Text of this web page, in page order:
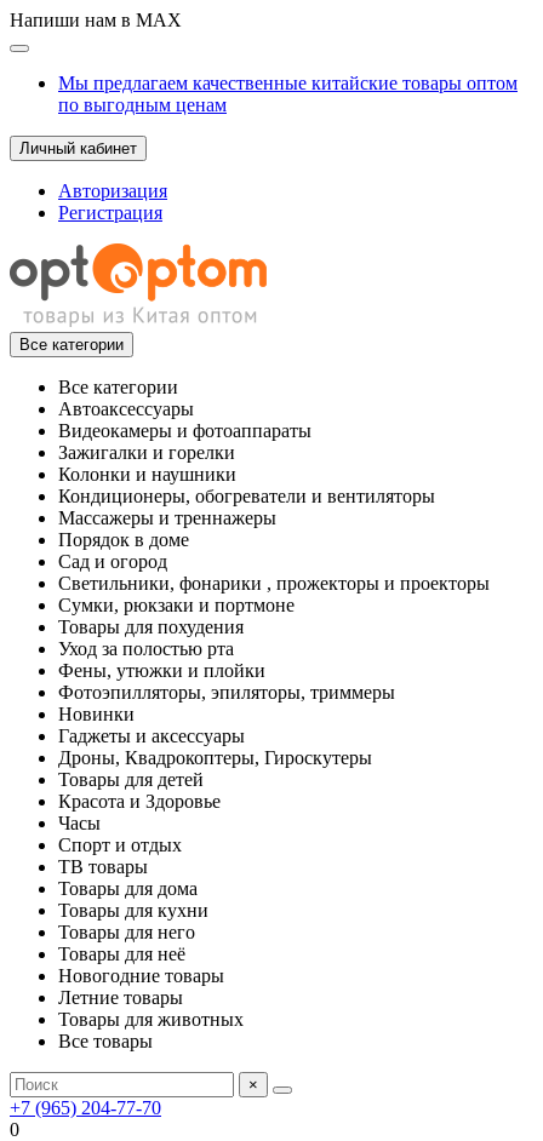
Напиши нам в MAX
Мы предлагаем качественные китайские товары оптом
по выгодным ценам
Личный кабинет
Авторизация
Регистрация
Все категории
Все категории
Автоаксессуары
Видеокамеры и фотоаппараты
Зажигалки и горелки
Колонки и наушники
Кондиционеры, обогреватели и вентиляторы
Массажеры и треннажеры
Порядок в доме
Сад и огород
Светильники, фонарики , прожекторы и проекторы
Сумки, рюкзаки и портмоне
Товары для похудения
Уход за полостью рта
Фены, утюжки и плойки
Фотоэпилляторы, эпиляторы, триммеры
Новинки
Гаджеты и аксессуары
Дроны, Квадрокоптеры, Гироскутеры
Товары для детей
Красота и Здоровье
Часы
Спорт и отдых
ТВ товары
Товары для дома
Товары для кухни
Товары для него
Товары для неё
Новогодние товары
Летние товары
Товары для животных
Все товары
×
+7 (965) 204-77-70
0